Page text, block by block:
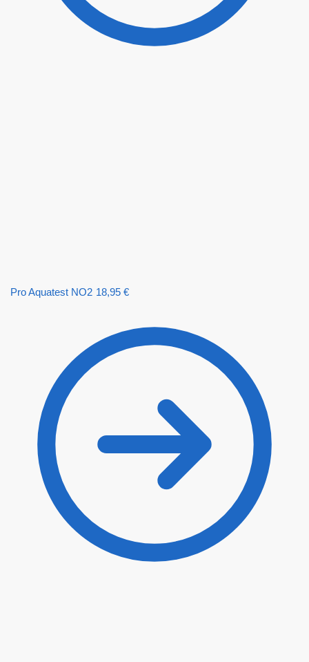
Pro Aquatest NO2 18,95 €